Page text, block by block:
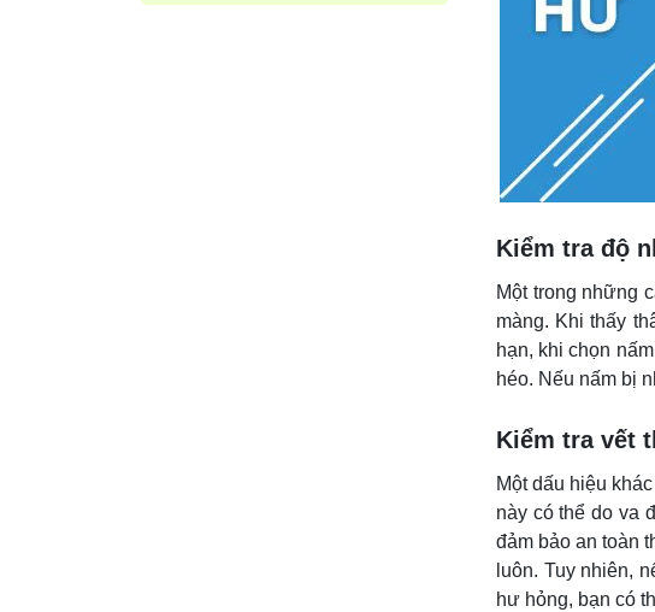
Kiểm tra độ
Một trong những
màng. Khi thấy
hạn, khi chọn
héo. Nếu nấm bị
Kiểm tra vết
Một dấu hiệu
này có thể do va
đảm bảo an toàn
luôn. Tuy nhiên,
hư hỏng, bạn có